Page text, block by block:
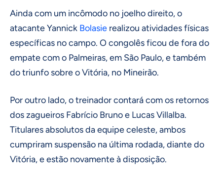
Ainda com um incômodo no joelho direito, o
atacante Yannick Bolasie realizou atividades físicas
específicas no campo. O congolês ficou de fora do
empate com o Palmeiras, em São Paulo, e também
do triunfo sobre o Vitória, no Mineirão.
Por outro lado, o treinador contará com os retornos
dos zagueiros Fabrício Bruno e Lucas Villalba.
Titulares absolutos da equipe celeste, ambos
cumpriram suspensão na última rodada, diante do
Vitória, e estão novamente à disposição.